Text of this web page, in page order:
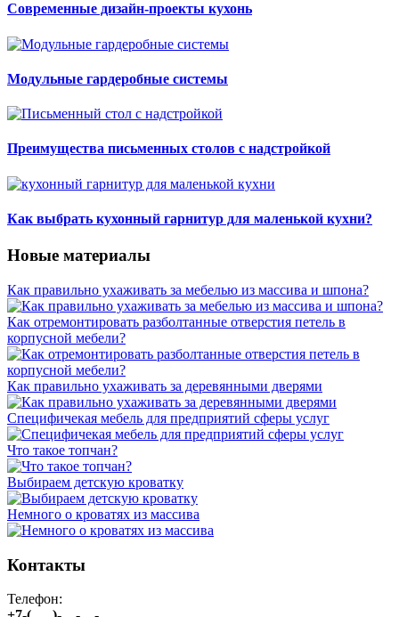
Современные дизайн-проекты кухонь
Модульные гардеробные системы
Преимущества письменных столов с надстройкой
Как выбрать кухонный гарнитур для маленькой кухни?
Новые материалы
Как правильно ухаживать за мебелью из массива и шпона?
Как отремонтировать разболтанные отверстия петель в
корпусной мебели?
Как правильно ухаживать за деревянными дверями
Специфичекая мебель для предприятий сферы услуг
Что такое топчан?
Выбираем детскую кроватку
Немного о кроватях из массива
Контакты
Телефон: